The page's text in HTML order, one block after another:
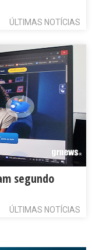
ÚLTIMAS NOTÍCIAS
segundo
ÚLTIMAS NOTÍCIAS